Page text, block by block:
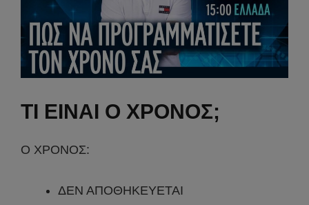
ΤΙ ΕΙΝΑΙ Ο ΧΡΟΝΟΣ;
Ο ΧΡΟΝΟΣ:
ΔΕΝ ΑΠΟΘΗΚΕΥΕΤΑΙ